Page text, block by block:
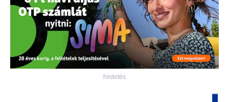
hirdetés